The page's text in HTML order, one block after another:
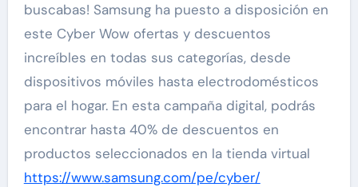
buscabas! Samsung ha puesto a disposición en
este Cyber Wow ofertas y descuentos
increíbles en todas sus categorías, desde
dispositivos móviles hasta electrodomésticos
para el hogar. En esta campaña digital, podrás
encontrar hasta 40% de descuentos en
productos seleccionados en la tienda virtual
https://www.samsung.com/pe/cyber/